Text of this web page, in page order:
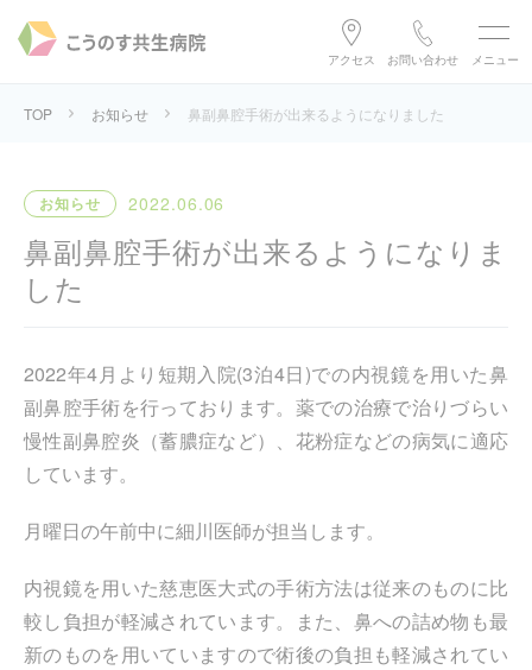
アクセス お問い合わせ メニュー
TOP お知らせ 鼻副鼻腔手術が出来るようになりました
お知らせ 2022.06.06
鼻副鼻腔手術が出来るようになりま
した
2022年4月より短期入院(3泊4日)での内視鏡を用いた鼻
副鼻腔手術を行っております。薬での治療で治りづらい
慢性副鼻腔炎（蓄膿症など）、花粉症などの病気に適応
しています。
月曜日の午前中に細川医師が担当します。
内視鏡を用いた慈恵医大式の手術方法は従来のものに比
較し負担が軽減されています。また、鼻への詰め物も最
新のものを用いていますので術後の負担も軽減されてい